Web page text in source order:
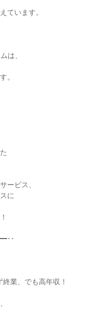
ています。
は、
。
ービス、
に
･･
業、でも高年収！